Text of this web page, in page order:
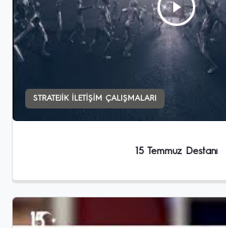
STRATEJIK İLETIŞIM ÇALIŞMALARI
15 Temmuz Destanı